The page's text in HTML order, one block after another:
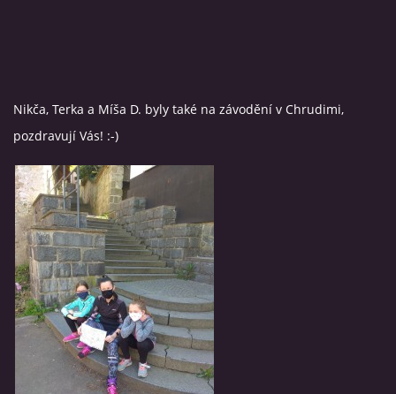
Nikča, Terka a Míša D. byly také na závodění v Chrudimi,
pozdravují Vás! :-)